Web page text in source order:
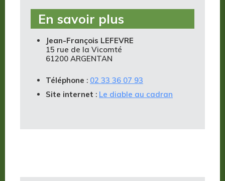
En savoir plus
Jean-François LEFEVRE
15 rue de la Vicomté
61200 ARGENTAN
Téléphone : 02 33 36 07 93
Site internet : Le diable au cadran